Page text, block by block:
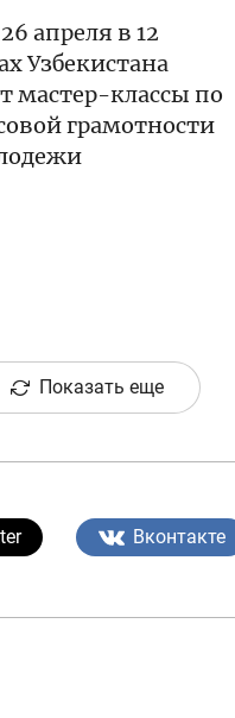
апреля в 12
Узбекистана
мастер-классы по
грамотности
Показать еще
Вконтакте